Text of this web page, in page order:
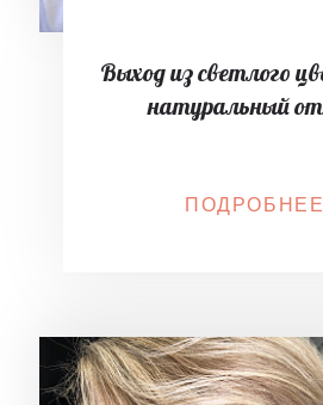
Выход из светлого
натуральный
ПОДРОБНЕЕ